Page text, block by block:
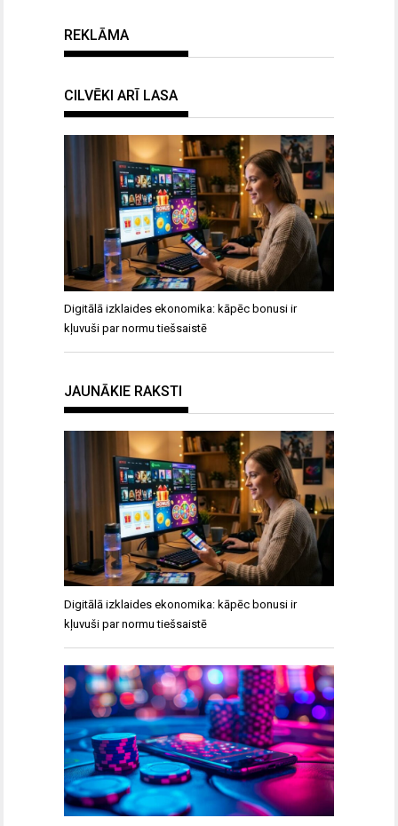
REKLĀMA
CILVĒKI ARĪ LASA
Digitālā izklaides ekonomika: kāpēc bonusi ir
kļuvuši par normu tiešsaistē
JAUNĀKIE RAKSTI
Digitālā izklaides ekonomika: kāpēc bonusi ir
kļuvuši par normu tiešsaistē